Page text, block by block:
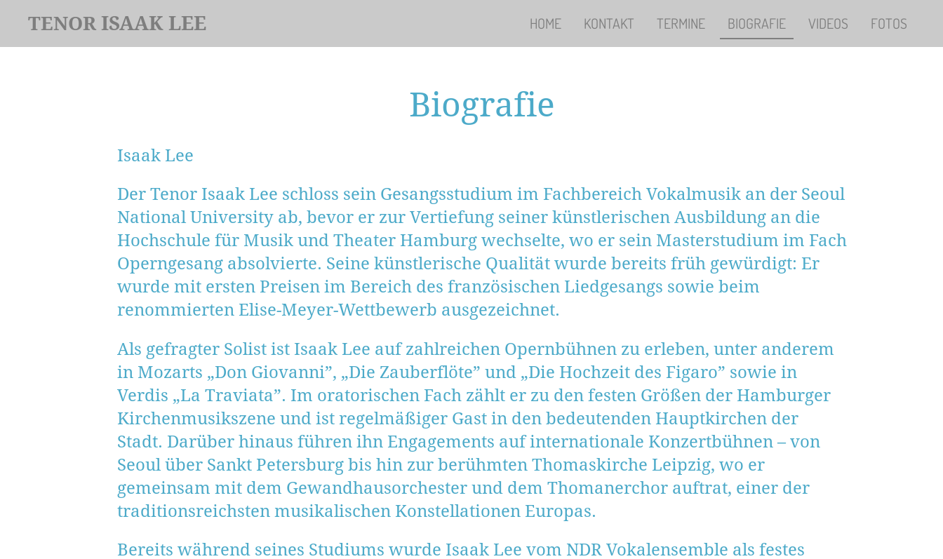
TENOR ISAAK LEE HOME KONTAKT TERMINE BIOGRAFIE VIDEOS FOTOS
Biografie
Isaak Lee
Der Tenor Isaak Lee schloss sein Gesangsstudium im Fachbereich Vokalmusik an der Seoul
National University ab, bevor er zur Vertiefung seiner künstlerischen Ausbildung an die
Hochschule für Musik und Theater Hamburg wechselte, wo er sein Masterstudium im Fach
Operngesang absolvierte. Seine künstlerische Qualität wurde bereits früh gewürdigt: Er
wurde mit ersten Preisen im Bereich des französischen Liedgesangs sowie beim
renommierten Elise-Meyer-Wettbewerb ausgezeichnet.
Als gefragter Solist ist Isaak Lee auf zahlreichen Opernbühnen zu erleben, unter anderem
in Mozarts „Don Giovanni”, „Die Zauberflöte” und „Die Hochzeit des Figaro” sowie in
Verdis „La Traviata”. Im oratorischen Fach zählt er zu den festen Größen der Hamburger
Kirchenmusikszene und ist regelmäßiger Gast in den bedeutenden Hauptkirchen der
Stadt. Darüber hinaus führen ihn Engagements auf internationale Konzertbühnen – von
Seoul über Sankt Petersburg bis hin zur berühmten Thomaskirche Leipzig, wo er
gemeinsam mit dem Gewandhausorchester und dem Thomanerchor auftrat, einer der
traditionsreichsten musikalischen Konstellationen Europas.
Bereits während seines Studiums wurde Isaak Lee vom NDR Vokalensemble als festes